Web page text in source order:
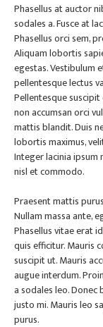
Phasellus at auctor
sodales a. Fusce at
Phasellus orci sem,
Aliquam lobortis
egestas. Vestibulum
pellentesque lectus
Pellentesque
non accumsan orci
mattis blandit. Duis
lobortis maximus,
Integer lacinia ipsum
nisl et commodo.
Praesent mattis
Nullam massa ante,
Phasellus vitae erat
quis efficitur. Mauris
suscipit ut. Mauris
augue interdum.
a sodales leo. Donec
justo mi. Mauris leo
purus.